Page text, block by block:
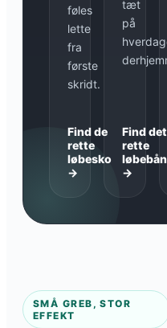
føles
lette
fra
første
skridt.
Find de
rette
løbesko
→
tæt
på
Find det
rette
→
SMÅ GREB, STOR
EFFEKT